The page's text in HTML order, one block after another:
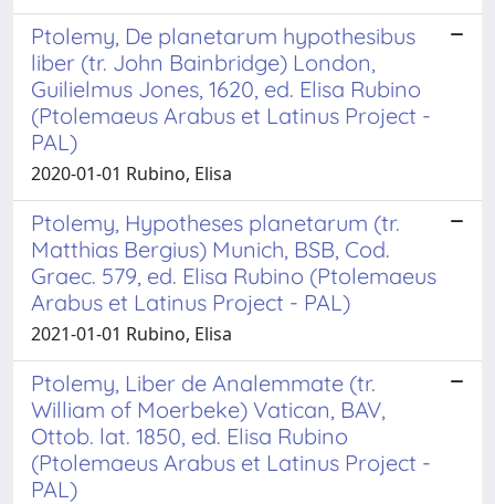
Ptolemy, De planetarum hypothesibus
liber (tr. John Bainbridge) London,
Guilielmus Jones, 1620, ed. Elisa Rubino
(Ptolemaeus Arabus et Latinus Project -
PAL)
2020-01-01 Rubino, Elisa
Ptolemy, Hypotheses planetarum (tr.
Matthias Bergius) Munich, BSB, Cod.
Graec. 579, ed. Elisa Rubino (Ptolemaeus
Arabus et Latinus Project - PAL)
2021-01-01 Rubino, Elisa
Ptolemy, Liber de Analemmate (tr.
William of Moerbeke) Vatican, BAV,
Ottob. lat. 1850, ed. Elisa Rubino
(Ptolemaeus Arabus et Latinus Project -
PAL)